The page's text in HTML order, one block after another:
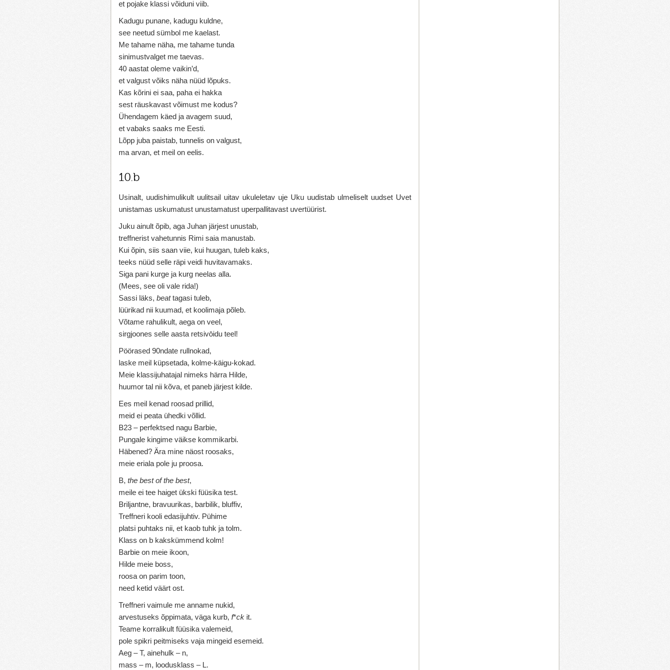
et pojake klassi võiduni viib.
Kadugu punane, kadugu kuldne,
see neetud sümbol me kaelast.
Me tahame näha, me tahame tunda
sinimustvalget me taevas.
40 aastat oleme vaikin’d,
et valgust võiks näha nüüd lõpuks.
Kas kõrini ei saa, paha ei hakka
sest räuskavast võimust me kodus?
Ühendagem käed ja avagem suud,
et vabaks saaks me Eesti.
Lõpp juba paistab, tunnelis on valgust,
ma arvan, et meil on eelis.
10.b
Usinalt, uudishimulikult uulitsail uitav ukuleletav uje Uku uudistab ulmeliselt uudset Uvet
unistamas uskumatust unustamatust uperpallitavast uvertüürist.
Juku ainult õpib, aga Juhan järjest unustab,
treffnerist vahetunnis Rimi saia manustab.
Kui õpin, siis saan viie, kui huugan, tuleb kaks,
teeks nüüd selle räpi veidi huvitavamaks.
Siga pani kurge ja kurg neelas alla.
(Mees, see oli vale rida!)
Sassi läks, beattagasi tuleb,
lüürikad nii kuumad, et koolimaja põleb.
Võtame rahulikult, aega on veel,
sirgjoones selle aasta retsivōidu teel!
Pöörased 90ndate rullnokad,
laske meil küpsetada, kolme-käigu-kokad.
Meie klassijuhatajal nimeks härra Hilde,
huumor tal nii kõva, et paneb järjest kilde.
Ees meil kenad roosad prillid,
meid ei peata ühedki võllid.
B23 – perfektsed nagu Barbie,
Pungale kingime väikse kommikarbi.
Häbened? Ära mine näost roosaks,
meie eriala pole ju proosa.
B, the best of the best,
meile ei tee haiget ükski füüsika test.
Briljantne, bravuurikas, barbilik, bluffiv,
Treffneri kooli edasijuhtiv. Pühime
platsi puhtaks nii, et kaob tuhk ja tolm.
Klass on b kakskümmend kolm!
Barbie on meie ikoon,
Hilde meie boss,
roosa on parim toon,
need ketid väärt ost.
Treffneri vaimule me anname nukid,
arvestuseks õppimata, väga kurb, f*ck it.
Teame korralikult füüsika valemeid,
pole spikri peitmiseks vaja mingeid esemeid.
Aeg – T, ainehulk – n,
mass – m, loodusklass – L.